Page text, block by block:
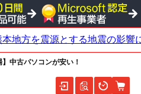
中古パソコンが安い！